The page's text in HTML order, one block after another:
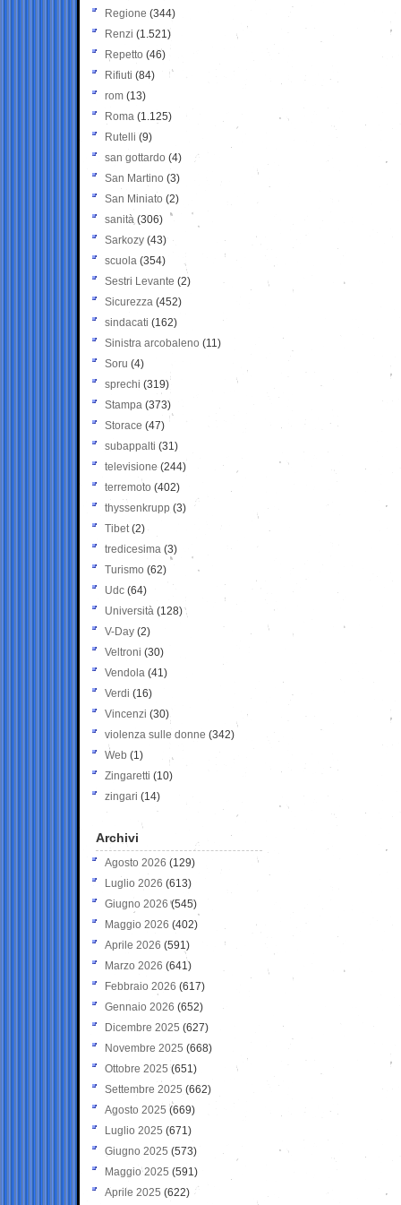
Regione (344)
Renzi (1.521)
Repetto (46)
Rifiuti (84)
rom (13)
Roma (1.125)
Rutelli (9)
san gottardo (4)
San Martino (3)
San Miniato (2)
sanità (306)
Sarkozy (43)
scuola (354)
Sestri Levante (2)
Sicurezza (452)
sindacati (162)
Sinistra arcobaleno (11)
Soru (4)
sprechi (319)
Stampa (373)
Storace (47)
subappalti (31)
televisione(244)
terremoto (402)
thyssenkrupp (3)
Tibet(2)
tredicesima (3)
Turismo (62)
Udc (64)
Università (128)
V-Day (2)
Veltroni (30)
Vendola (41)
Verdi (16)
Vincenzi (30)
violenza sulle donne (342)
Web (1)
Zingaretti (10)
zingari (14)
Archivi
Agosto 2026 (129)
Luglio 2026 (613)
Giugno 2026 (545)
Maggio 2026 (402)
Aprile 2026 (591)
Marzo 2026 (641)
Febbraio 2026 (617)
Gennaio 2026 (652)
Dicembre 2025 (627)
Novembre 2025 (668)
Ottobre 2025 (651)
Settembre 2025 (662)
Agosto 2025 (669)
Luglio 2025 (671)
Giugno 2025 (573)
Maggio 2025 (591)
Aprile 2025 (622)